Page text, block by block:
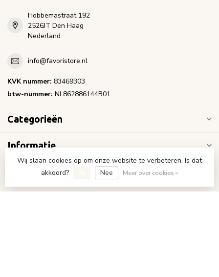
Hobbemastraat 192
2526JT Den Haag
Nederland
info@favoristore.nl
KVK nummer: 83469303
btw-nummer: NL862886144B01
Categorieën
Informatie
Mijn account
Wij slaan cookies op om onze website te verbeteren. Is dat
akkoord?
Nee Meer over cookies »